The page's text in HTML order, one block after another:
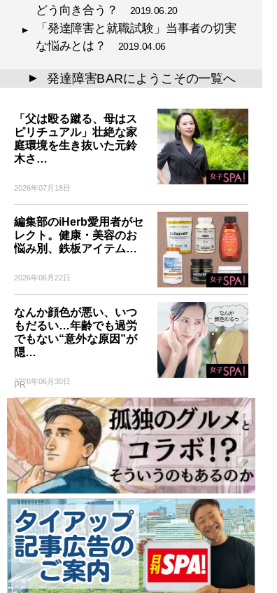
どう向き合う？ 2019.06.20
「発達障害と就職試験」当事者の切実
な悩みとは？
2019.04.06
▲ 発達障害BARにようこその一覧へ
「父は殴る蹴る、母はス
ピリチュアル」壮絶な家
庭環境を生き抜いた元鈴
木さ…
2026年07月18日
編集部のiHerb愛用者がセ
レクト。健康・美容のお
悩み別、鉄板アイテム…
2026年06月22日
なんか顔色が悪い、いつ
もだるい…年齢でも過労
でもない“意外な原因”が
隠…
2026年06月30日
PR